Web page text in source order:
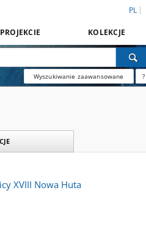
PL
KOLEKCJE
Wyszukiwanie zaawansowane ?
XVIII Nowa Huta